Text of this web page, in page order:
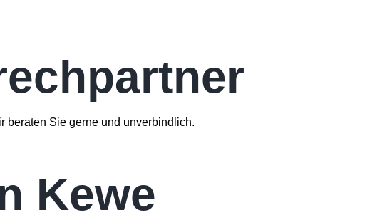
beraten Sie gerne und unverbindlich.
Kewe